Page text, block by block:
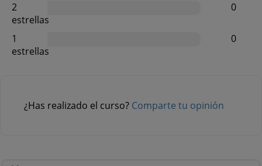
2
estrellas
0
1
estrellas
0
¿Has realizado el curso? Comparte tu opinión